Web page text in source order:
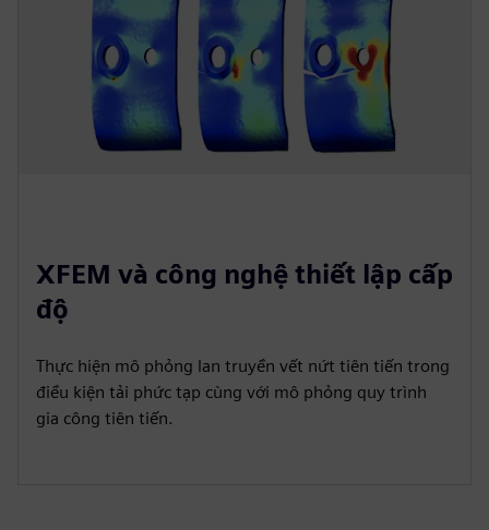
XFEM và công nghệ thiết lập cấp
độ
Thực hiện mô phỏng lan truyền vết nứt tiên tiến trong
điều kiện tải phức tạp cùng với mô phỏng quy trình
gia công tiên tiến.